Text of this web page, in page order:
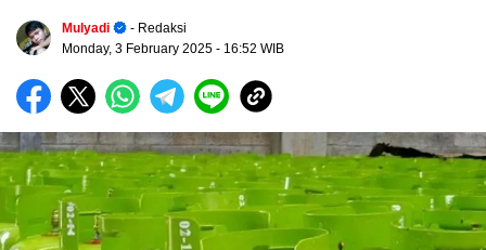
Mulyadi
- Redaksi
Monday, 3 February 2025 - 16:52 WIB